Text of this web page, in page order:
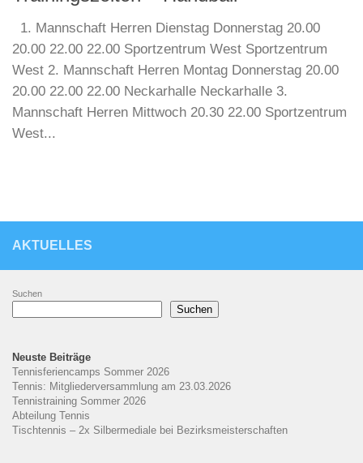
1. Mannschaft Herren Dienstag Donnerstag 20.00
20.00 22.00 22.00 Sportzentrum West Sportzentrum
West 2. Mannschaft Herren Montag Donnerstag 20.00
20.00 22.00 22.00 Neckarhalle Neckarhalle 3.
Mannschaft Herren Mittwoch 20.30 22.00 Sportzentrum
West...
AKTUELLES
Suchen
Suchen
Neuste Beiträge
Tennisferiencamps Sommer 2026
Tennis: Mitgliederversammlung am 23.03.2026
Tennistraining Sommer 2026
Abteilung Tennis
Tischtennis – 2x Silbermediale bei Bezirksmeisterschaften